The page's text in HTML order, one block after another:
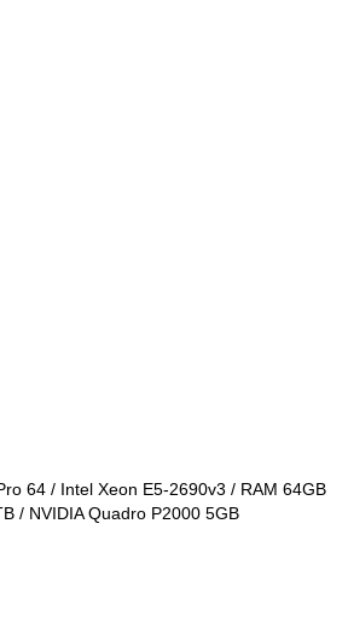
64 / Intel Xeon E5-2690v3 / RAM 64GB
/ NVIDIA Quadro P2000 5GB